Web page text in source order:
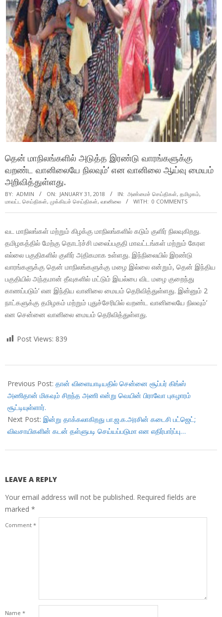
தென் மாநிலங்களில் அடுத்த இரண்டு வாரங்களுக்கு
வறண்ட வானிலையே நிலவும்’ என வானிலை ஆய்வு மையம்
அறிவித்துள்ளது.
BY: ADMIN ON: JANUARY 31, 2018 IN: அண்மைச் செய்திகள், தமிழகம்,
மாவட்ட செய்திகள், முக்கியச் செய்திகள், வானிலை WITH: 0 COMMENTS
வட மாநிலங்கள் மற்றும் கிழக்கு மாநிலங்களில் கடும் குளிர் நிலவுகிறது.
தமிழகத்தில் மேற்கு தொடர்ச்சி மலைப்பகுதி மாவட்டங்கள் மற்றும் கேரள
எல்லை பகுதிகளில் குளிர் அதிகமாக உள்ளது. இந்நிலையில் இரண்டு
வாரங்களுக்கு தென் மாநிலங்களுக்கு மழை இல்லை என்றும், தென் இந்திய
பகுதியில் அந்தமான் தீவுகளில் மட்டும் இயல்பை விட மழை குறைந்து
காணப்படும்’ என இந்திய வானிலை மையம் தெரிவித்துள்ளது. இன்னும் 2
நாட்களுக்கு தமிழகம் மற்றும் புதுச்சேரியில் வறண்ட வானிலையே நிலவும்’
என சென்னை வானிலை மையம் தெரிவித்துள்ளது.
Post Views: 839
01-
31
Previous Post: தான் விளையாடியதில் சென்னை சூப்பர் கிங்ஸ்
அணிதான் மிகவும் சிறந்த அணி என்று வெயின் பிராவோ புகழாரம்
சூட்டியுள்ளார்.
Next Post: இன்று தாக்கலாகிறது பா.ஜ.க.அரசின் கடைசி பட்ஜெட்;
விவசாயிகளின் கடன் தள்ளுபடி செய்யப்படுமா என எதிர்பார்ப்பு…
LEAVE A REPLY
Your email address will not be published. Required fields are
marked *
Comment *
Name *